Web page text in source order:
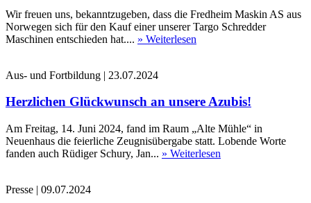
Wir freuen uns, bekanntzugeben, dass die Fredheim Maskin AS aus
Norwegen sich für den Kauf einer unserer Targo Schredder
Maschinen entschieden hat.... » Weiterlesen
Aus- und Fortbildung | 23.07.2024
Herzlichen Glückwunsch an unsere Azubis!
Am Freitag, 14. Juni 2024, fand im Raum „Alte Mühle“ in
Neuenhaus die feierliche Zeugnisübergabe statt. Lobende Worte
fanden auch Rüdiger Schury, Jan... » Weiterlesen
Presse | 09.07.2024